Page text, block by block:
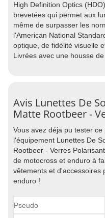
High Definition Optics
brevetées qui permet aux
même de surpasser les
l'American National
optique, de fidélité visuelle
Livrées avec une housse
Avis Lunettes De
Matte Rootbeer -
Vous avez déja pu tester
l'équipement Lunettes De
Rootbeer - Verres
de motocross et enduro à
vêtements et d'accessoires
enduro !